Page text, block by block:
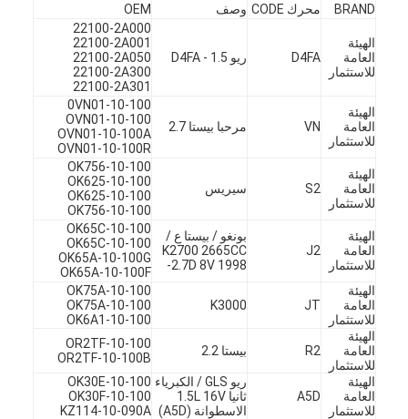
BRAND
محرك CODE وصف OEM
الهيئة
العامة
للاستثمار
D4FA ريو 1.5 - D4FA
22100-2A000
22100-2A001
22100-2A050
22100-2A300
22100-2A301
الهيئة
العامة
للاستثمار
VN مرحبا بيستا 2.7
0VN01-10-100
OVN01-10-100
OVN01-10-100A
OVN01-10-100R
الهيئة
العامة
للاستثمار
S2 سيريس
OK756-10-100
OK625-10-100
OK625-10-100
OK756-10-100
الهيئة
العامة
للاستثمار
J2
بونغو / بيستا ع /
K2700 2665CC
2.7D 8V 1998-
OK65C-10-100
OK65C-10-100
OK65A-10-100G
OK65A-10-100F
الهيئة
العامة
للاستثمار
JT
K3000
OK75A-10-100
OK75A-10-100
OK6A1-10-100
الهيئة
العامة
للاستثمار
R2 بيستا 2.2
OR2TF-10-100
OR2TF-10-100B
الهيئة
العامة
للاستثمار
A5D
ريو GLS / الكبرياء
ثانيا 1.5L 16V
الاسطوانة (A5D)
OK30E-10-100
OK30F-10-100
KZ114-10-090A